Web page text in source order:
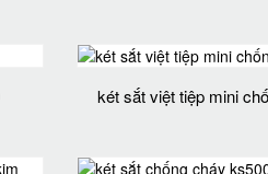
két sắt việt tiệp mini